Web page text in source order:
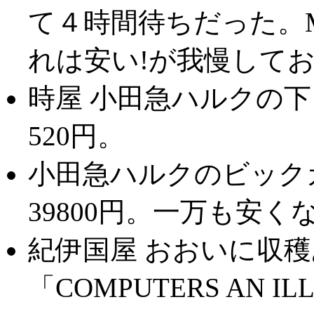
て４時間待ちだった。
れは安い!が我慢して
時屋 小田急ハルクの
520円。
小田急ハルクのビッ
39800円。一万も安く
紀伊国屋 おおいに収
「COMPUTERS AN